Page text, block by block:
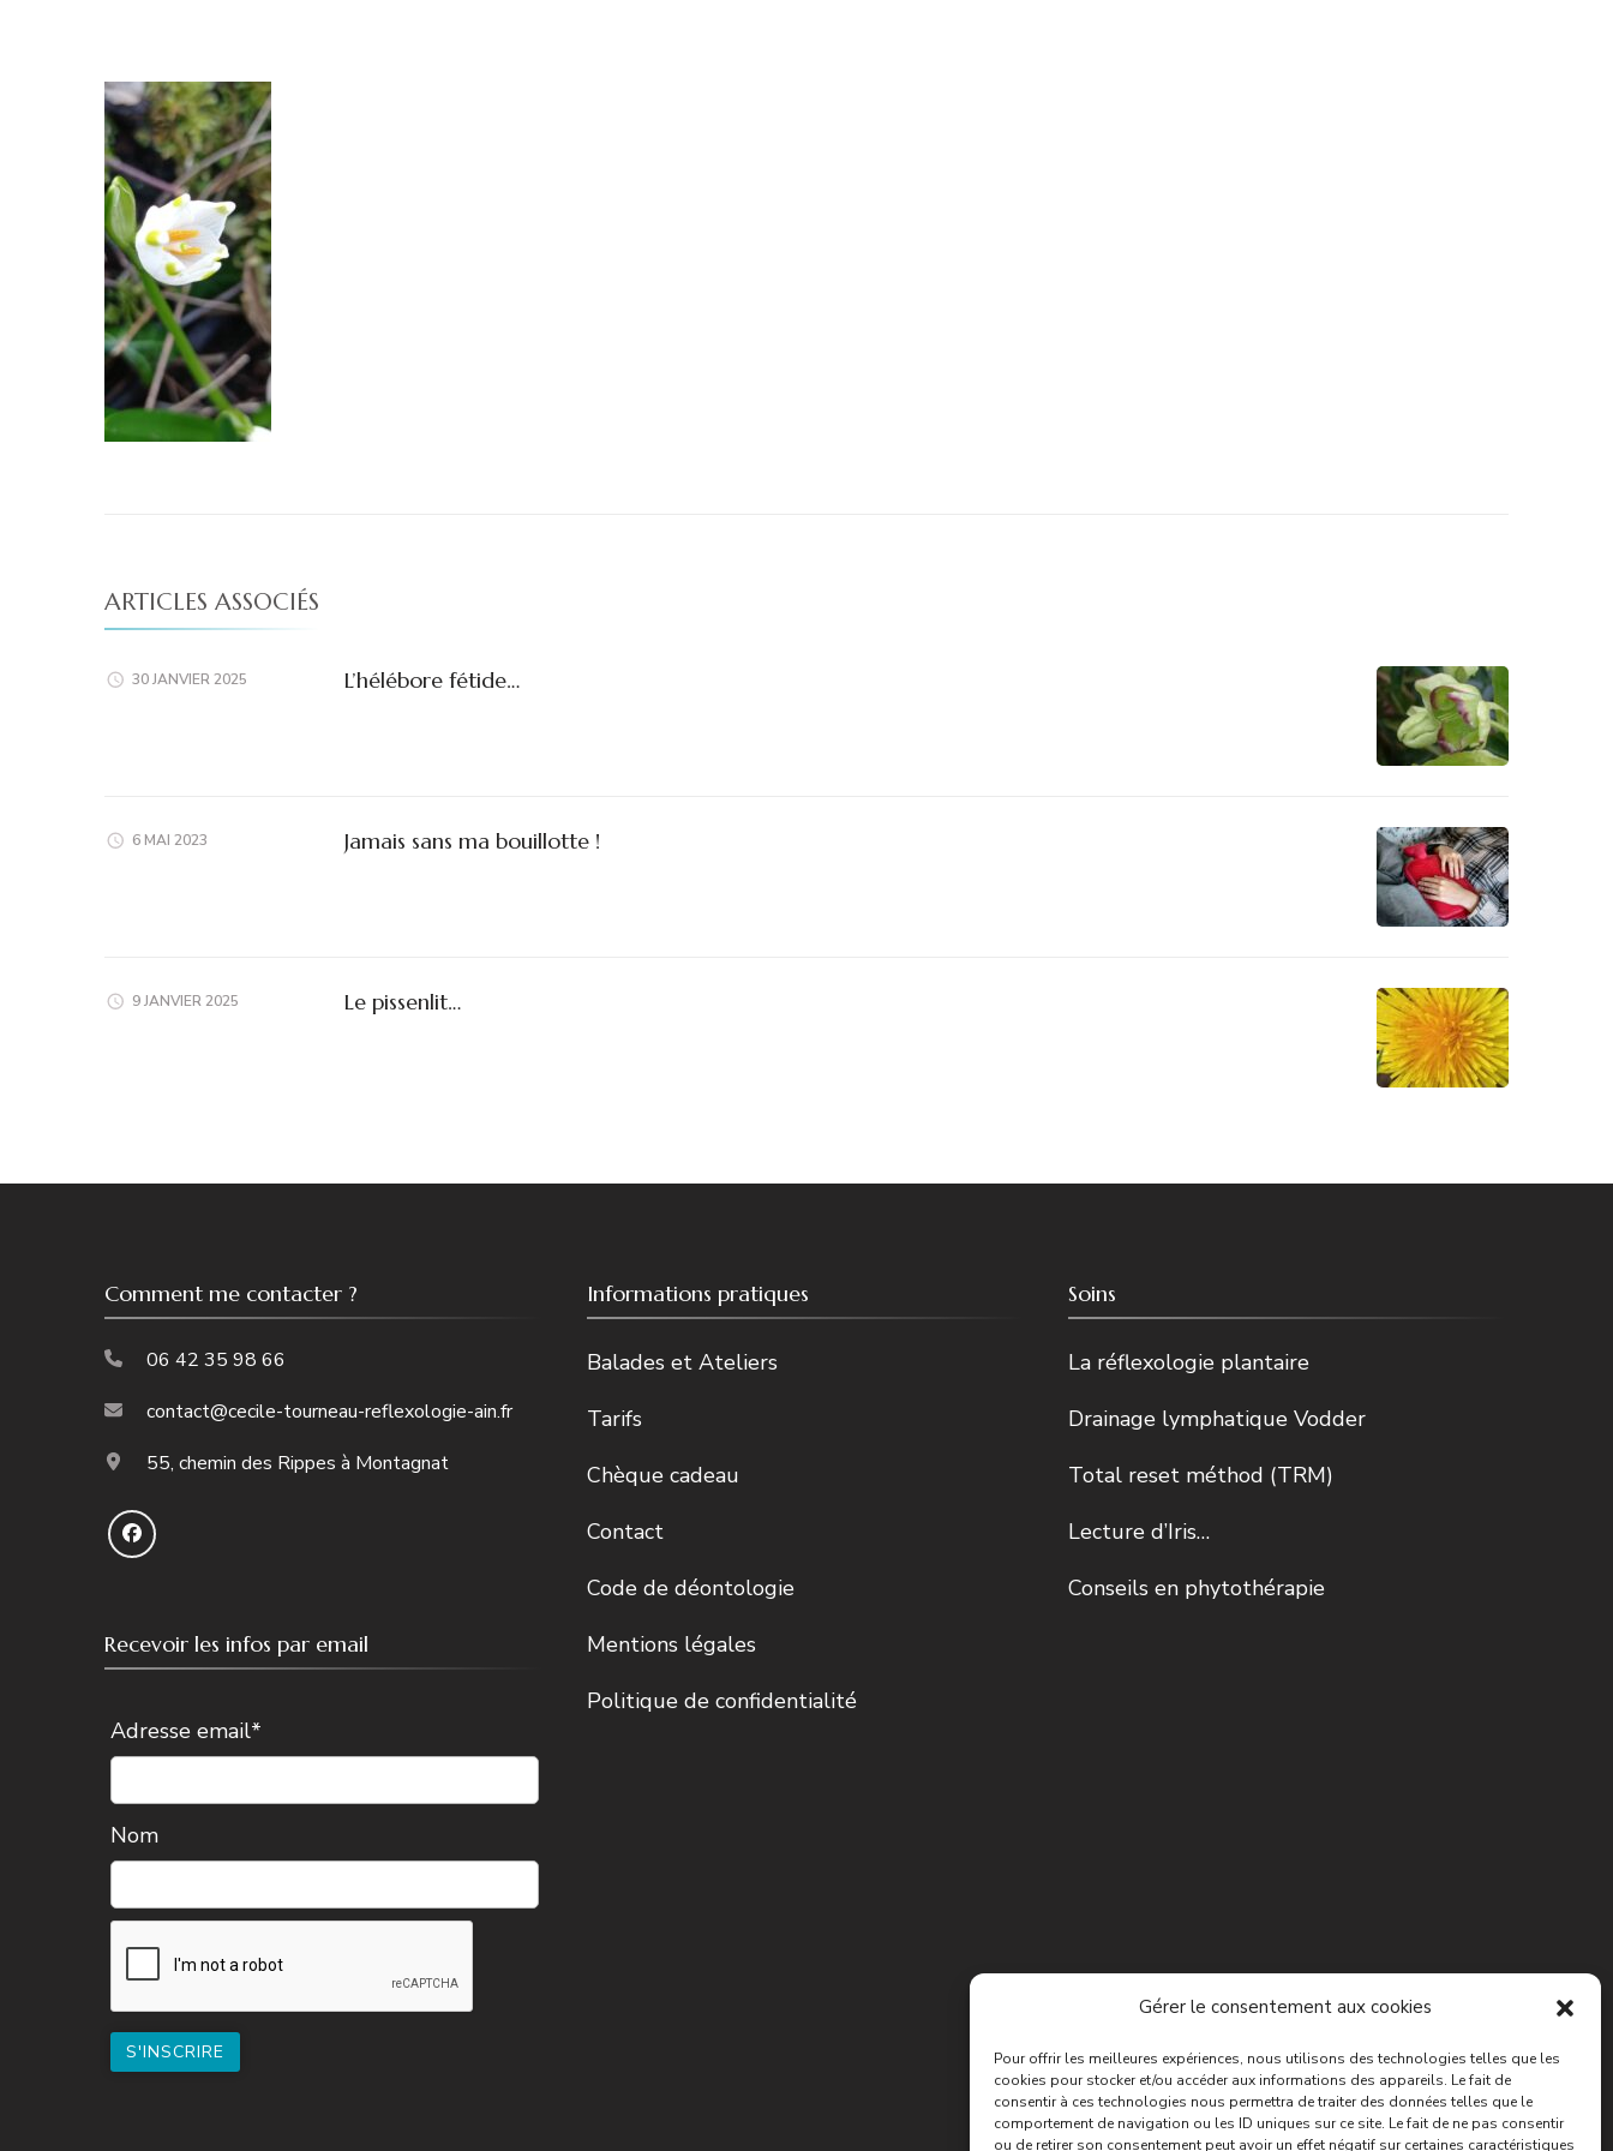
Gérer le consentement aux cookies
Pour offrir les meilleures expériences, nous utilisons des technologies telles que les
cookies pour stocker et/ou accéder aux informations des appareils. Le fait de
consentir à ces technologies nous permettra de traiter des données telles que le
comportement de navigation ou les ID uniques sur ce site. Le fait de ne pas consentir
ou de retirer son consentement peut avoir un effet négatif sur certaines caractéristiques
ARTICLES ASSOCIÉS
30 JANVIER 2025 L’hélébore fétide…
6 MAI 2023 Jamais sans ma bouillotte !
9 JANVIER 2025 Le pissenlit…
Comment me contacter ?
06 42 35 98 66
contact@cecile-tourneau-reflexologie-ain.fr
55, chemin des Rippes à Montagnat
Recevoir les infos par email
Adresse email*
Nom
Informations pratiques
Balades et Ateliers
Tarifs
Chèque cadeau
Contact
Code de déontologie
Mentions légales
Politique de confidentialité
Soins
La réflexologie plantaire
Drainage lymphatique Vodder
Total reset méthod (TRM)
Lecture d’Iris…
Conseils en phytothérapie